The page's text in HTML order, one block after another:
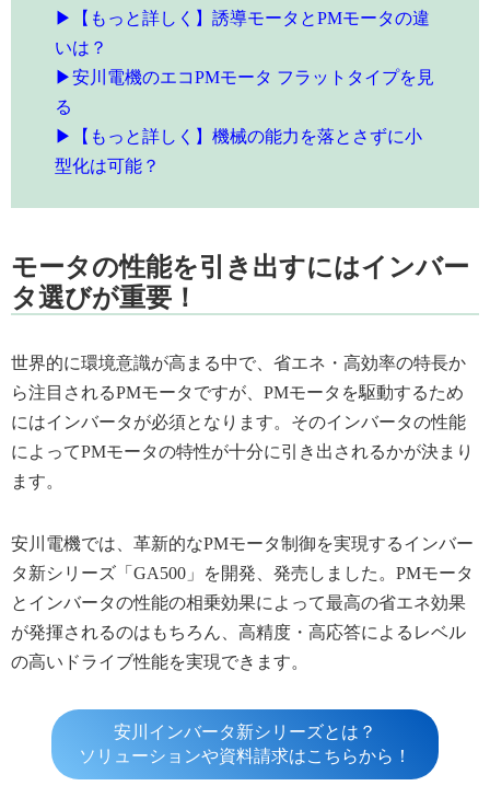
▶【もっと詳しく】誘導モータとPMモータの違
いは？
▶安川電機のエコPMモータ フラットタイプを見
る
▶【もっと詳しく】機械の能力を落とさずに小
型化は可能？
モータの性能を引き出すにはインバー
タ選びが重要！
世界的に環境意識が高まる中で、省エネ・高効率の特長か
ら注目されるPMモータですが、PMモータを駆動するため
にはインバータが必須となります。そのインバータの性能
によってPMモータの特性が十分に引き出されるかが決まり
ます。
安川電機では、革新的なPMモータ制御を実現するインバー
タ新シリーズ「GA500」を開発、発売しました。PMモータ
とインバータの性能の相乗効果によって最高の省エネ効果
が発揮されるのはもちろん、高精度・高応答によるレベル
の高いドライブ性能を実現できます。
安川インバータ新シリーズとは？
ソリューションや資料請求はこちらから！